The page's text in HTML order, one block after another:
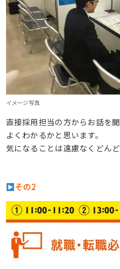
イメージ写真
直接採用担当の方からお話を
よくわかるかと思います。
気になることは遠慮なくどん
その2